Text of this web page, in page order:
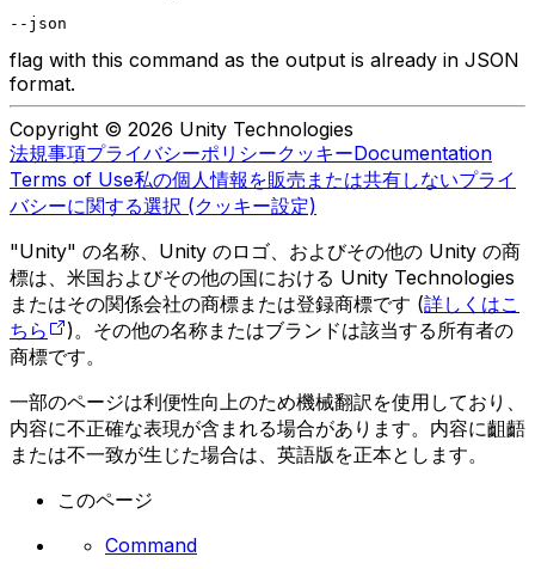
--json
flag with this command as the output is already in JSON
format.
Copyright © 2026 Unity Technologies
法規事項プライバシーポリシークッキーDocumentation
Terms of Use私の個人情報を販売または共有しないプライ
バシーに関する選択 (クッキー設定)
"Unity" の名称、Unity のロゴ、およびその他の Unity の商
標は、米国およびその他の国における Unity Technologies
またはその関係会社の商標または登録商標です (詳しくはこ
ちら
)。その他の名称またはブランドは該当する所有者の
商標です。
一部のページは利便性向上のため機械翻訳を使用しており、
内容に不正確な表現が含まれる場合があります。内容に齟齬
または不一致が生じた場合は、英語版を正本とします。
このページ
Command